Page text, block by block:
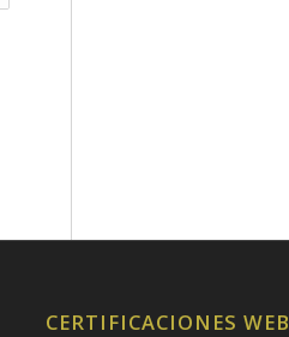
CERTIFICACIONES WEB